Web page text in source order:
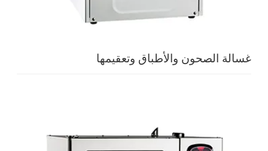
غسالة الصحون والأطباق وتعقيمها